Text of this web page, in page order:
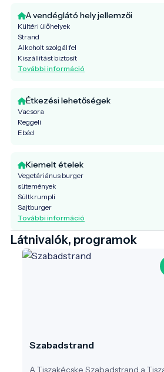
A vendéglátó hely jellemzői
Kültéri ülőhelyek
Strand
Alkoholt szolgál fel
Kiszállítást biztosít
További információ
Étkezési lehetőségek
Vacsora
Reggeli
Ebéd
Kiemelt ételek
Vegetáriánus burger
sütemények
Sültkrumpli
Sajtburger
További információ
Látnivalók, programok
Szabadstrand
A Tiszakécske Szabadstrand a